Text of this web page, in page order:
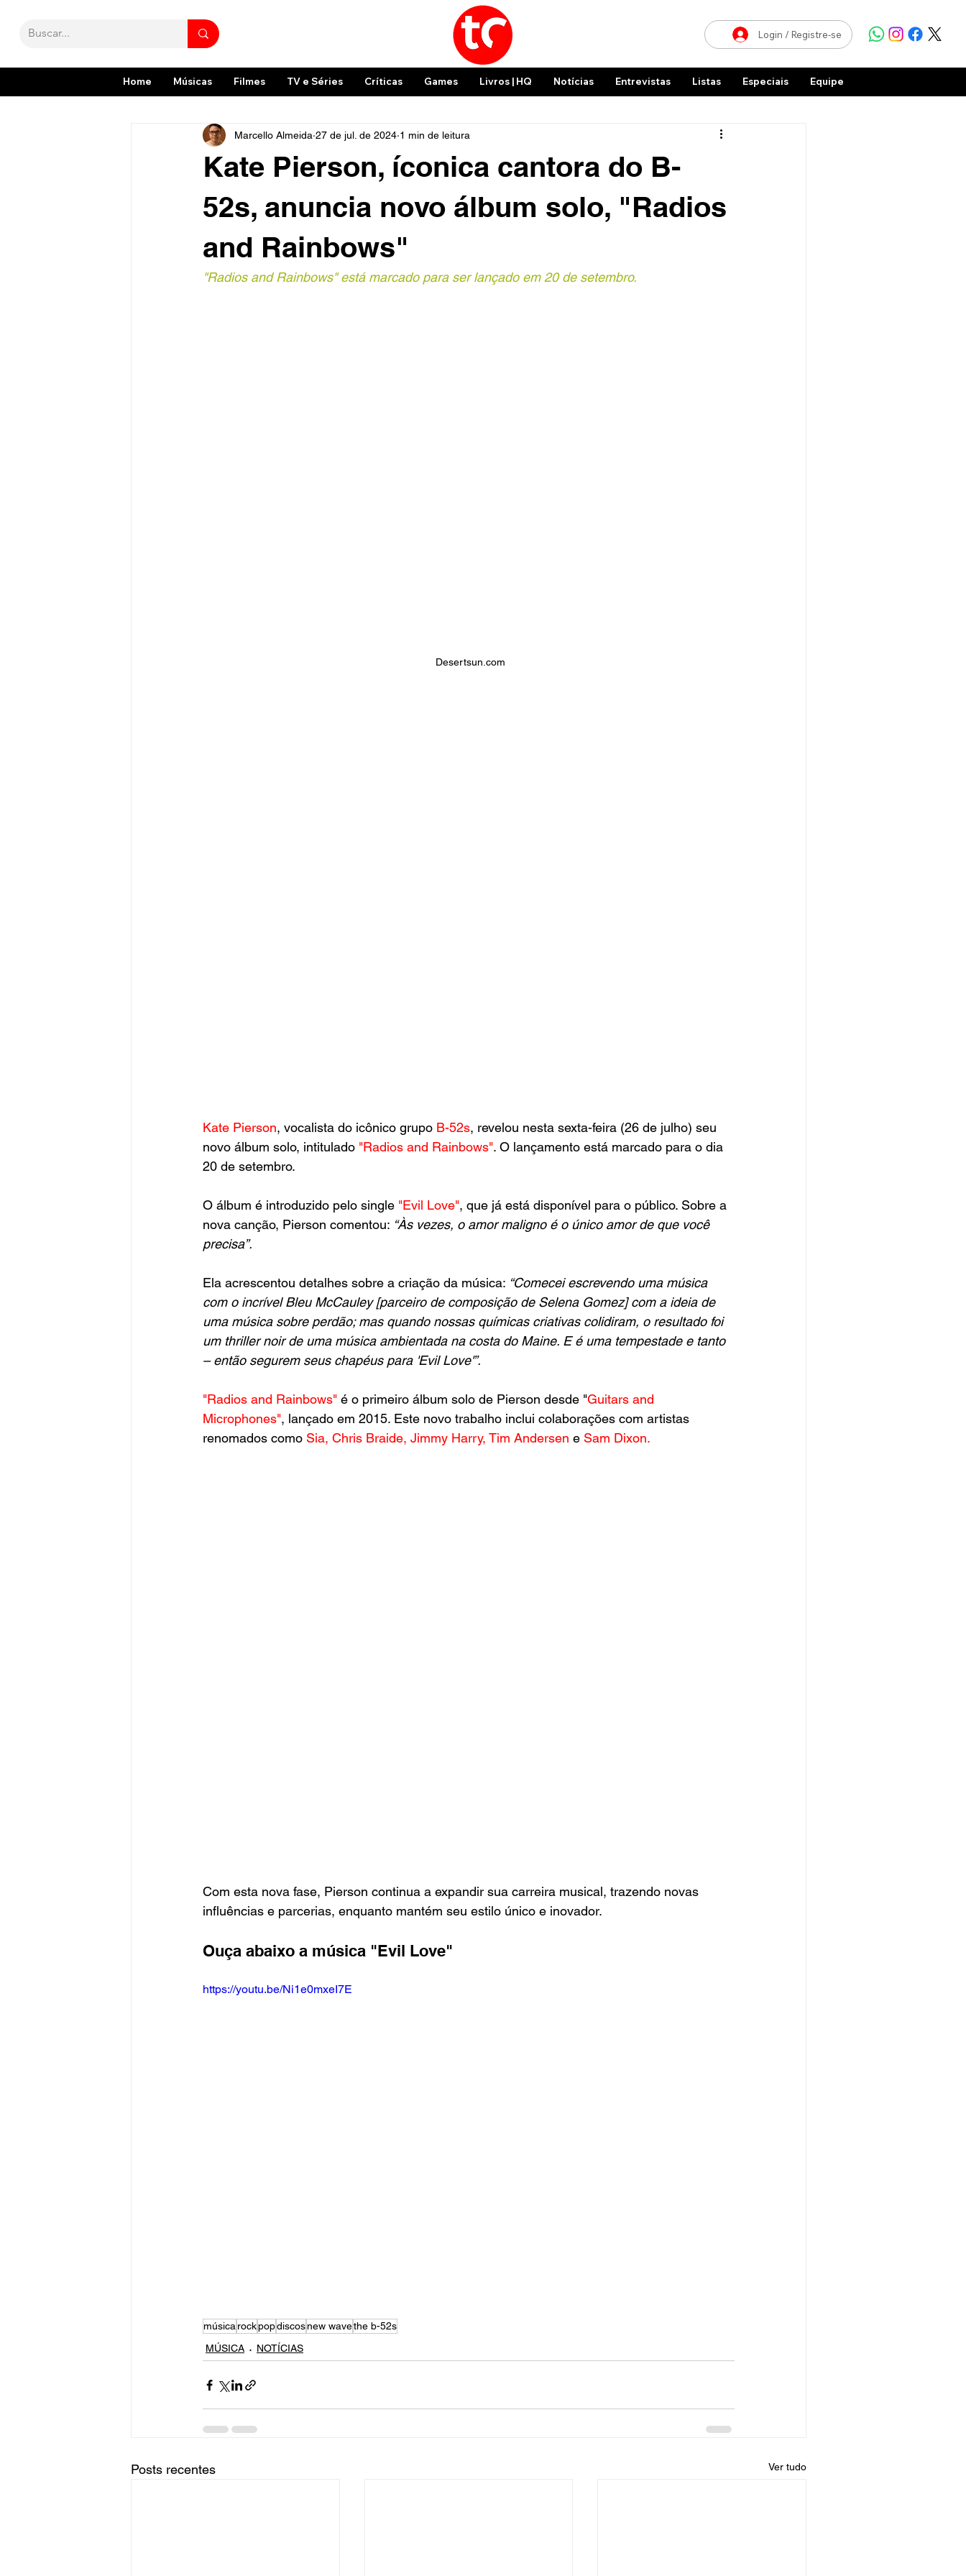
Login / Registre-se
Home Músicas Filmes TV e Séries Críticas Games Livros | HQ Notícias Entrevistas Listas Especiais Equipe
Kate Pierson, íconica cantora do B-
52s, anuncia novo álbum solo, "Radios
and Rainbows"
Marcello Almeida 27 de jul. de 2024 1 min de leitura
"Radios and Rainbows" está marcado para ser lançado em 20 de setembro.
Desertsun.com
Kate Pierson, vocalista do icônico grupo B-52s, revelou nesta sexta-feira (26 de julho) seu
novo álbum solo, intitulado "Radios and Rainbows". O lançamento está marcado para o dia
20 de setembro.
O álbum é introduzido pelo single "Evil Love", que já está disponível para o público. Sobre a
nova canção, Pierson comentou: “Às vezes, o amor maligno é o único amor de que você
precisa”.
Ela acrescentou detalhes sobre a criação da música: “Comecei escrevendo uma música
com o incrível Bleu McCauley [parceiro de composição de Selena Gomez] com a ideia de
uma música sobre perdão; mas quando nossas químicas criativas colidiram, o resultado foi
um thriller noir de uma música ambientada na costa do Maine. E é uma tempestade e tanto
– então segurem seus chapéus para 'Evil Love'”.
"Radios and Rainbows" é o primeiro álbum solo de Pierson desde "Guitars and
Microphones", lançado em 2015. Este novo trabalho inclui colaborações com artistas
renomados como Sia, Chris Braide, Jimmy Harry, Tim Andersen e Sam Dixon.
Com esta nova fase, Pierson continua a expandir sua carreira musical, trazendo novas
influências e parcerias, enquanto mantém seu estilo único e inovador.
Ouça abaixo a música "Evil Love"
https://youtu.be/Ni1e0mxeI7E
músicarockpopdiscosnew wavethe b-52s
MÚSICA
NOTÍCIAS
Posts recentes Ver tudo